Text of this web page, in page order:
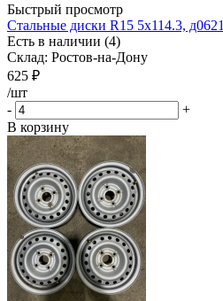
Быстрый просмотр
Стальные диски R15 5x114.3, д0621
Есть в наличии (4)
Склад: Ростов-на-Дону
625 ₽
/шт
-
+
В корзину